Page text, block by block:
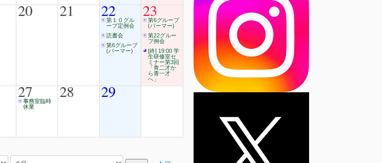
20 21 22
第１０グル
ープ定例会
読書会
第6グループ
(パーマー)
23
第6グループ
(パーマー)
第22グルー
プ例会
[終] 19:00 学
生研修室セ
ミナー第3回
「青二才か
ら青一才
へ」
27
事務室臨時
休業
28 29